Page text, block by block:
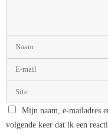
Mijn naam, e-mailadres
volgende keer dat ik een